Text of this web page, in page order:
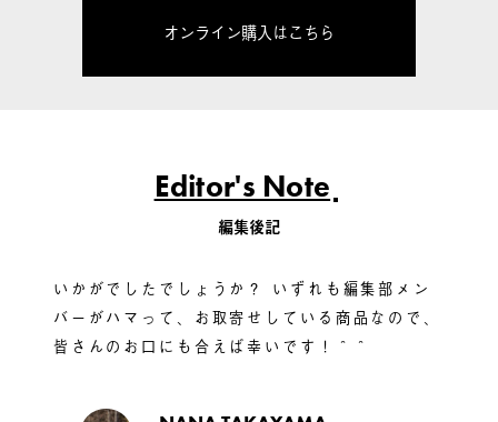
オンライン購入はこちら
Editor's Note
編集後記
いかがでしたでしょうか？ いずれも編集部メン
バーがハマって、お取寄せしている商品なので、
皆さんのお口にも合えば幸いです！＾＾